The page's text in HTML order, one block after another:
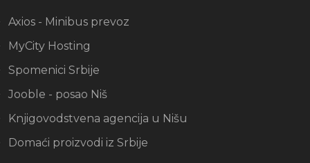
Axios - Minibus prevoz
MyCity Hosting
Spomenici Srbije
Jooble - posao Niš
Knjigovodstvena agencija u Nišu
Domaći proizvodi iz Srbije